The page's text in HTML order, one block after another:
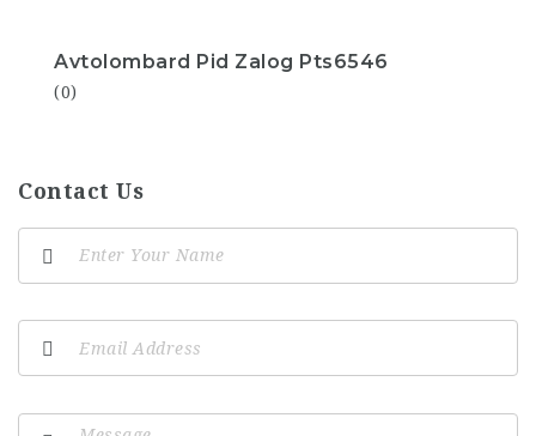
Avtolombard Pid Zalog Pts6546
(0)
Contact Us